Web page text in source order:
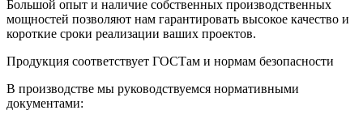
Большой опыт и наличие собственных производственных
мощностей позволяют нам гарантировать высокое качество и
короткие сроки реализации ваших проектов.
Продукция соответствует ГОСТам и нормам безопасности
В производстве мы руководствуемся нормативными
документами: